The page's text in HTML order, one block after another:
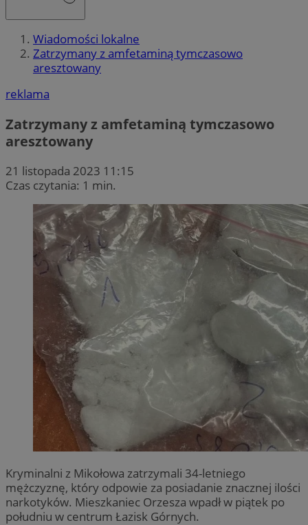
Wiadomości lokalne
Zatrzymany z amfetaminą tymczasowo
aresztowany
reklama
Zatrzymany z amfetaminą tymczasowo
aresztowany
21 listopada 2023 11:15
Czas czytania: 1 min.
Kryminalni z Mikołowa zatrzymali 34-letniego
mężczyznę, który odpowie za posiadanie znacznej ilości
narkotyków. Mieszkaniec Orzesza wpadł w piątek po
południu w centrum Łazisk Górnych.